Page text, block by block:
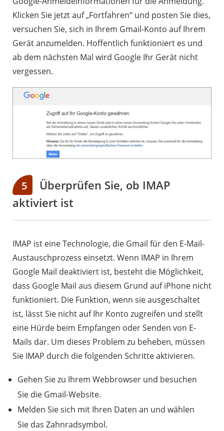
Klicken Sie jetzt auf „Fortfahren“ und posten Sie dies,
versuchen Sie, sich in Ihrem Gmail-Konto auf Ihrem
Gerät anzumelden. Hoffentlich funktioniert es und
ab dem nächsten Mal wird Google Ihr Gerät nicht
vergessen.
5
Überprüfen Sie, ob IMAP
aktiviert ist
IMAP ist eine Technologie, die Gmail für den E-Mail-
Austauschprozess einsetzt. Wenn IMAP in Ihrem
Google Mail deaktiviert ist, besteht die Möglichkeit,
dass Google Mail aus diesem Grund auf iPhone nicht
funktioniert. Die Funktion, wenn sie ausgeschaltet
ist, lässt Sie nicht auf Ihr Konto zugreifen und stellt
eine Hürde beim Empfangen oder Senden von E-
Mails dar. Um dieses Problem zu beheben, müssen
Sie IMAP durch die folgenden Schritte aktivieren.
Gehen Sie zu Ihrem Webbrowser und besuchen
Sie die Gmail-Website.
Melden Sie sich mit Ihren Daten an und wählen
Sie das Zahnradsymbol.